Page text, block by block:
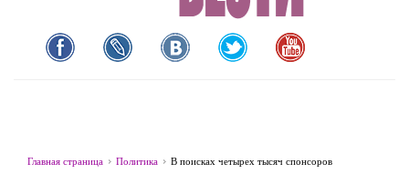
Главная страница Политика В поисках четырех тысяч спонсоров